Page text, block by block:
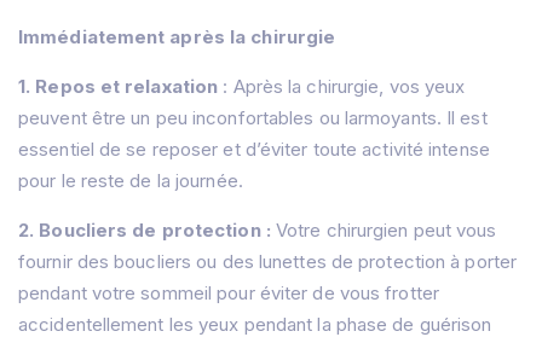
Immédiatement après la chirurgie
1. Repos et relaxation : Après la chirurgie, vos yeux
peuvent être un peu inconfortables ou larmoyants. Il est
essentiel de se reposer et d’éviter toute activité intense
pour le reste de la journée.
2. Boucliers de protection : Votre chirurgien peut vous
fournir des boucliers ou des lunettes de protection à porter
pendant votre sommeil pour éviter de vous frotter
accidentellement les yeux pendant la phase de guérison